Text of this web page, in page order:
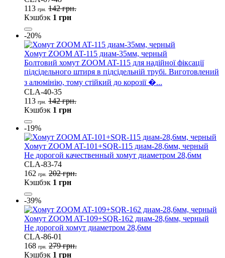
113 грн.
142 грн.
Кэшбэк 1 грн
-20%
Хомут ZOOM AT-115 диам-35мм, черный
Болтовий хомут ZOOM AT-115 для надійної фіксації
підсідельного штиря в підсідельній трубі. Виготовлений
з алюмінію, тому стійкий до корозії �...
CLA-40-35
113 грн.
142 грн.
Кэшбэк 1 грн
-19%
Хомут ZOOM AT-101+SQR-115 диам-28,6мм, черный
Не дорогой качественный хомут диаметром 28,6мм
CLA-83-74
162 грн.
202 грн.
Кэшбэк 1 грн
-39%
Хомут ZOOM AT-109+SQR-162 диам-28,6мм, черный
Не дорогой хомут диаметром 28,6мм
CLA-86-01
168 грн.
279 грн.
Кэшбэк 1 грн